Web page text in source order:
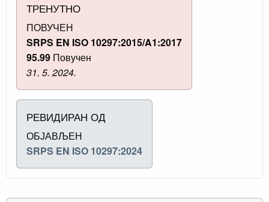
ТРЕНУТНО
ПОВУЧЕН
SRPS EN ISO 10297:2015/A1:2017
95.99 Повучен
31. 5. 2024.
РЕВИДИРАН ОД
ОБЈАВЉЕН
SRPS EN ISO 10297:2024